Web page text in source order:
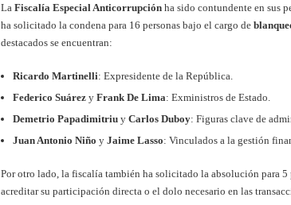
La Fiscalía Especial Anticorrupción ha sido contundente en sus
ha solicitado la condena para 16 personas bajo el cargo de
destacados se encuentran:
Ricardo Martinelli: Expresidente de la República.
Federico Suárez y Frank De Lima: Exministros de Estado.
Demetrio Papadimitriu y Carlos Duboy: Figuras clave de
Juan Antonio Niño y Jaime Lasso: Vinculados a la gestión
Por otro lado, la fiscalía también ha solicitado la absolución para 5
acreditar su participación directa o el dolo necesario en las